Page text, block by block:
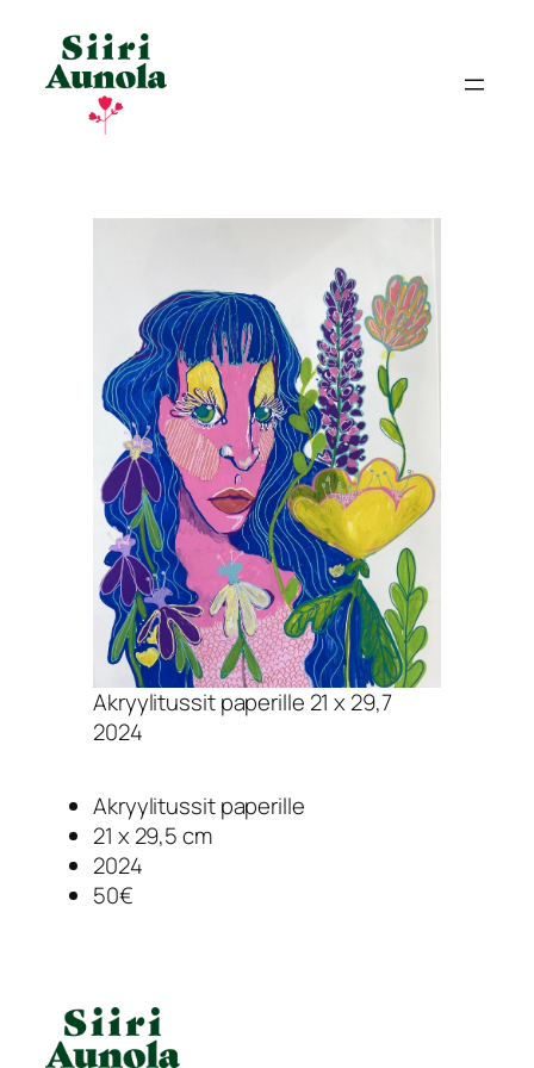
sisältöön
Akryylitussit paperille 21 x 29,7
2024
Akryylitussit paperille
21 x 29,5 cm
2024
50€